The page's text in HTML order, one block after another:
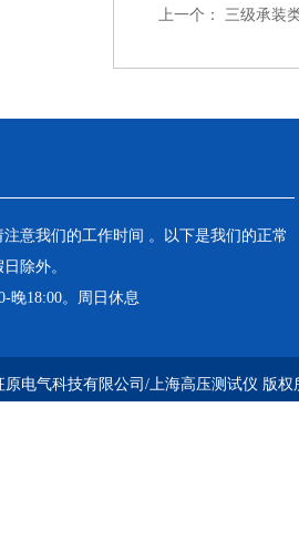
上一个： 三级承装
意我们的工作时间 。以下是我们的正常
除外。
晚18:00。周日休息
电气科技有限公司/上海高压测试仪 版权